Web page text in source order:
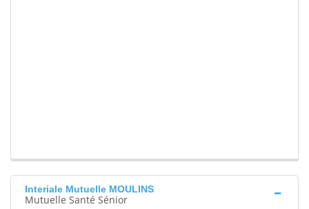
Interiale Mutuelle MOULINS
Mutuelle Santé Sénior